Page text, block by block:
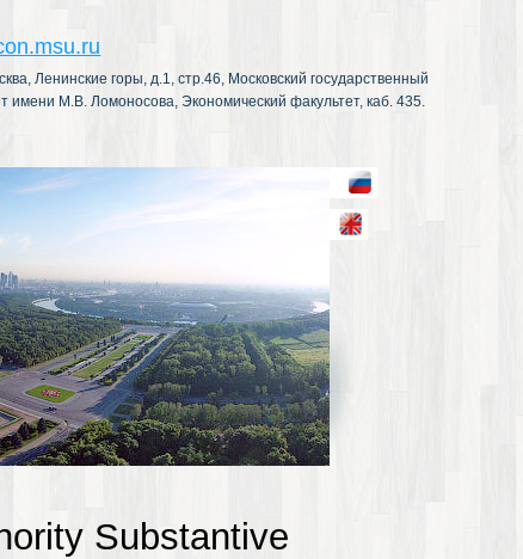
Ленинские горы, д.1, стр.46, Московский государственный
имени М.В. Ломоносова, Экономический факультет, каб. 435.
Substantive